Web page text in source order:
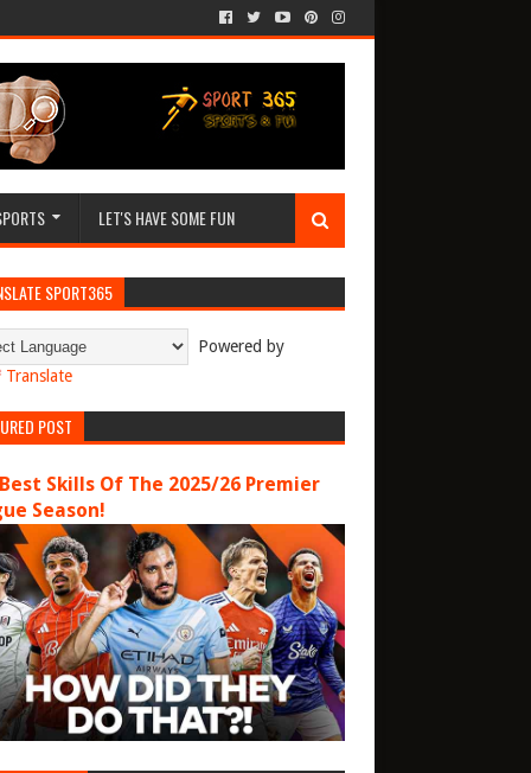
LET'S HAVE SOME FUN
SPORT365
Powered by
Translate
POST
Skills Of The 2025/26 Premier
Season!